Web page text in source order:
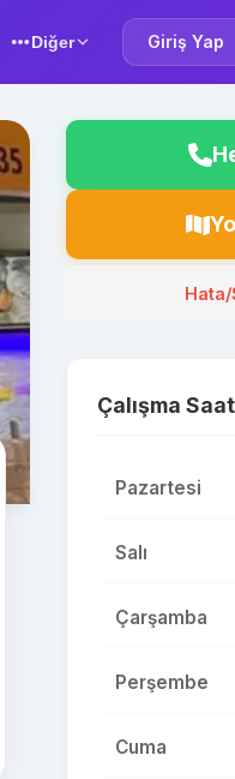
Diğer Giriş Yap
Çalışma
Pazartesi
Salı
Çarşamba
Perşembe
Cuma